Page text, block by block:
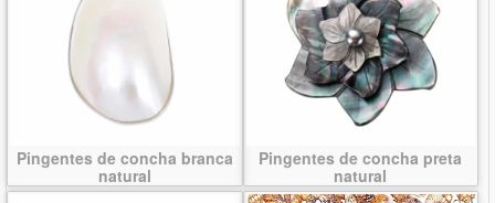
Pingentes de concha branca
natural
Pingentes de concha preta
natural